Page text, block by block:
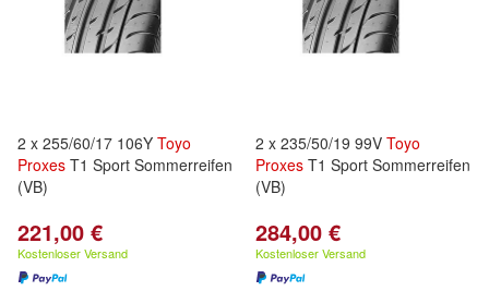
2 x 255/60/17 106Y Toyo
Proxes T1 Sport Sommerreifen
(VB)
221,00 €
Kostenloser Versand
2 x 235/50/19 99V Toyo
Proxes T1 Sport Sommerreifen
(VB)
284,00 €
Kostenloser Versand